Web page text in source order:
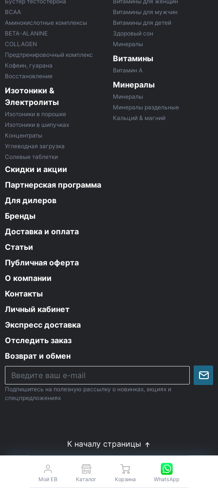
ВСАА
Аминокислотные комплексы
BETA-ALANINE
COLLAGEN
Предтренировочный комплекс
Кофеин, гуарана
Восстановление
Изотоники &
Электролиты
Изотоники в порошке
Изотоники в шипучках
Концентраты
Углеводная загрузка
Солевые таблетки
Витамины для мужчин
Витамины для детей
Здоровый сон
Минералы
Витамины
Витамин A
Минералы
Минералы
Минералы раздельные
Кальций & магний
Скидки и акции
Партнерская программа
Для дилеров
Бренды
Доставка и оплата
Статьи
Публичная оферта
О компании
Контакты
Личный кабинет
Экспресс доставка
Отследить заказ
Возврат и обмен
Подпишитесь на полезную рассылку о новинках, акциях и
спецпредложениях
К началу страницы
© Все права защищены. 2009-2026 Energy-Body.ru
Спортивное питание с доставкой по России
Мой EB Каталог Корзина WhatsApp